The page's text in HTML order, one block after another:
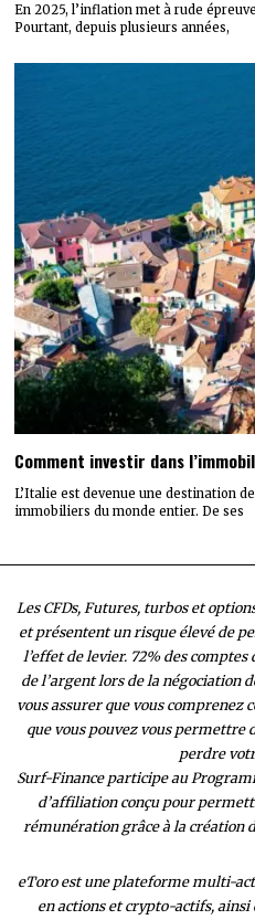
En 2025, l’inflation met à rude
Pourtant, depuis plusieurs années,
Comment investir dans
L’Italie est devenue une destination
immobiliers du monde entier. De ses
Les CFDs, Futures, turbos et
et présentent un risque élevé de
l’effet de levier. 72% des
de l’argent lors de la négociation
vous assurer que vous comprenez
que vous pouvez vous permettre
perdre
Surf-Finance participe au
d’affiliation conçu pour
rémunération grâce à la création
eToro est une plateforme multi-
en actions et crypto-actifs, ainsi